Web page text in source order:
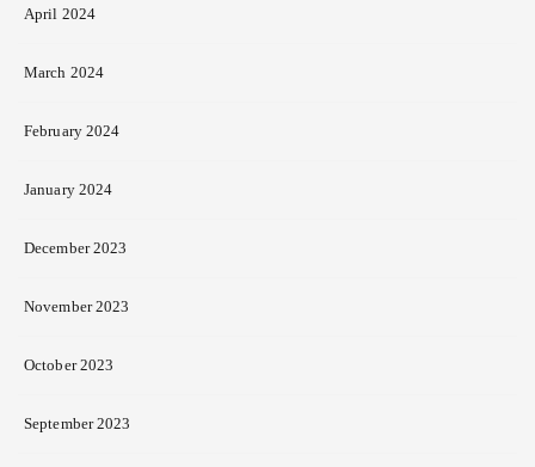
April 2024
March 2024
February 2024
January 2024
December 2023
November 2023
October 2023
September 2023